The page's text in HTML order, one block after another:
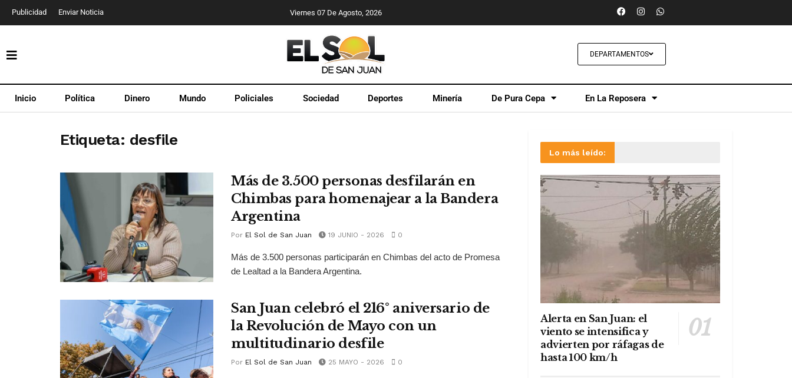
Publicidad Enviar Noticia Viernes 07 De Agosto, 2026
DEPARTAMENTOS
Inicio Política Dinero Mundo Policiales Sociedad Deportes Minería De Pura Cepa En La Reposera
Etiqueta: desfile
Más de 3.500 personas desfilarán en
Chimbas para homenajear a la Bandera
Argentina
Por El Sol de San Juan 19 JUNIO - 2026 0
Más de 3.500 personas participarán en Chimbas del acto de Promesa
de Lealtad a la Bandera Argentina.
San Juan celebró el 216° aniversario de
la Revolución de Mayo con un
multitudinario desfile
Por El Sol de San Juan 25 MAYO - 2026 0
Lo más leído:
Alerta en San Juan: el
viento se intensifica y
advierten por ráfagas de
hasta 100 km/h